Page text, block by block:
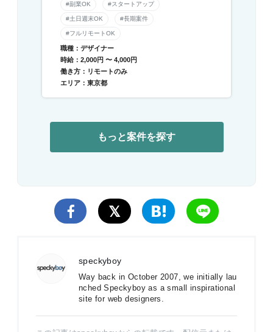
#副業OK #スタートアップ
#土日週末OK #長期案件
#フルリモートOK
職種：デザイナー
時給：2,000円 〜 4,000円
働き方：リモートのみ
エリア：東京都
もっと案件を探す
speckyboy
Way back in October 2007, we initially lau
nched Speckyboy as a small inspirational
site for web designers.